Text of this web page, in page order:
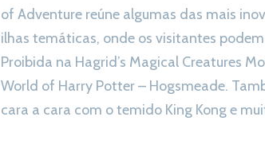
of Adventure reúne algumas das mais
ilhas temáticas, onde os visitantes
Proibida na Hagrid’s Magical Creatures
World of Harry Potter – Hogsmeade.
cara a cara com o temido King Kong e